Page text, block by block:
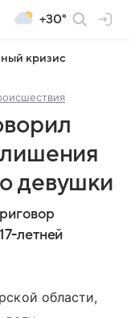
+30°
кризис
девушки
летней
области,